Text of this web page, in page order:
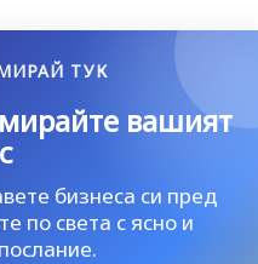
ТУК
вашият
бизнеса си пред
по света с ясно и